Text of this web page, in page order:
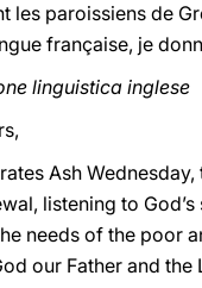
les paroissiens de
française, je
linguistica inglese
Ash
listening to
needs of the poor
our Father and the